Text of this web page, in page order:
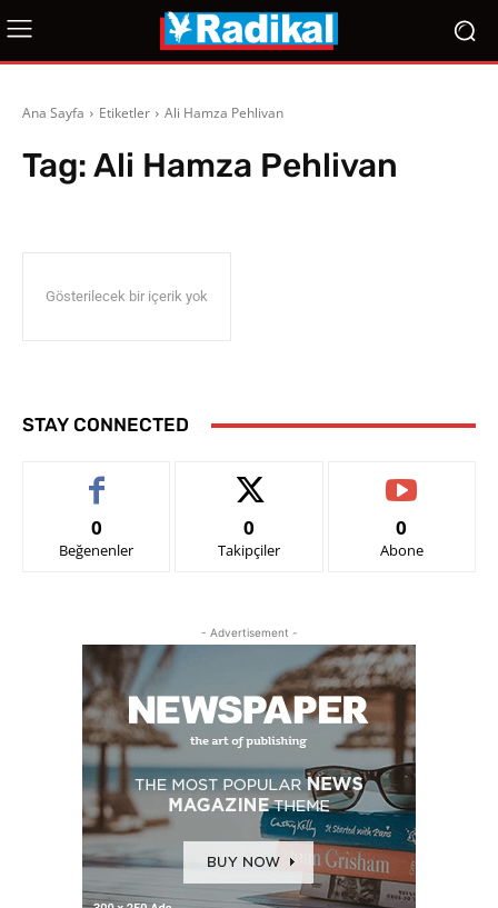
Ana Sayfa Etiketler Ali Hamza Pehlivan
Tag:Ali Hamza Pehlivan
Gösterilecek bir içerik yok
STAY CONNECTED
0
Beğenenler
0
Takipçiler
0
Abone
- Advertisement -